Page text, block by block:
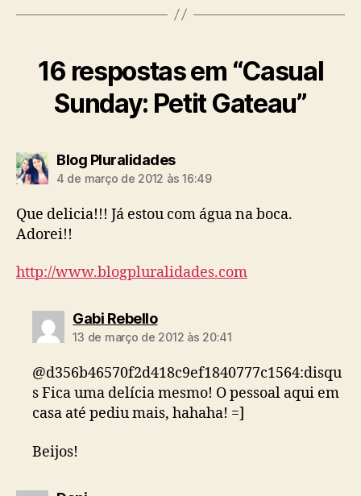
16 respostas em “Casual
Sunday: Petit Gateau”
Blog Pluralidadesdiz:
4 de março de 2012 às 16:49
Que delicia!!! Já estou com água na boca.
Adorei!!
http://www.blogpluralidades.com
Gabi Rebellodiz:
13 de março de 2012 às 20:41
@d356b46570f2d418c9ef1840777c1564:disqu
s Fica uma delícia mesmo! O pessoal aqui em
casa até pediu mais, hahaha! =]
Beijos!